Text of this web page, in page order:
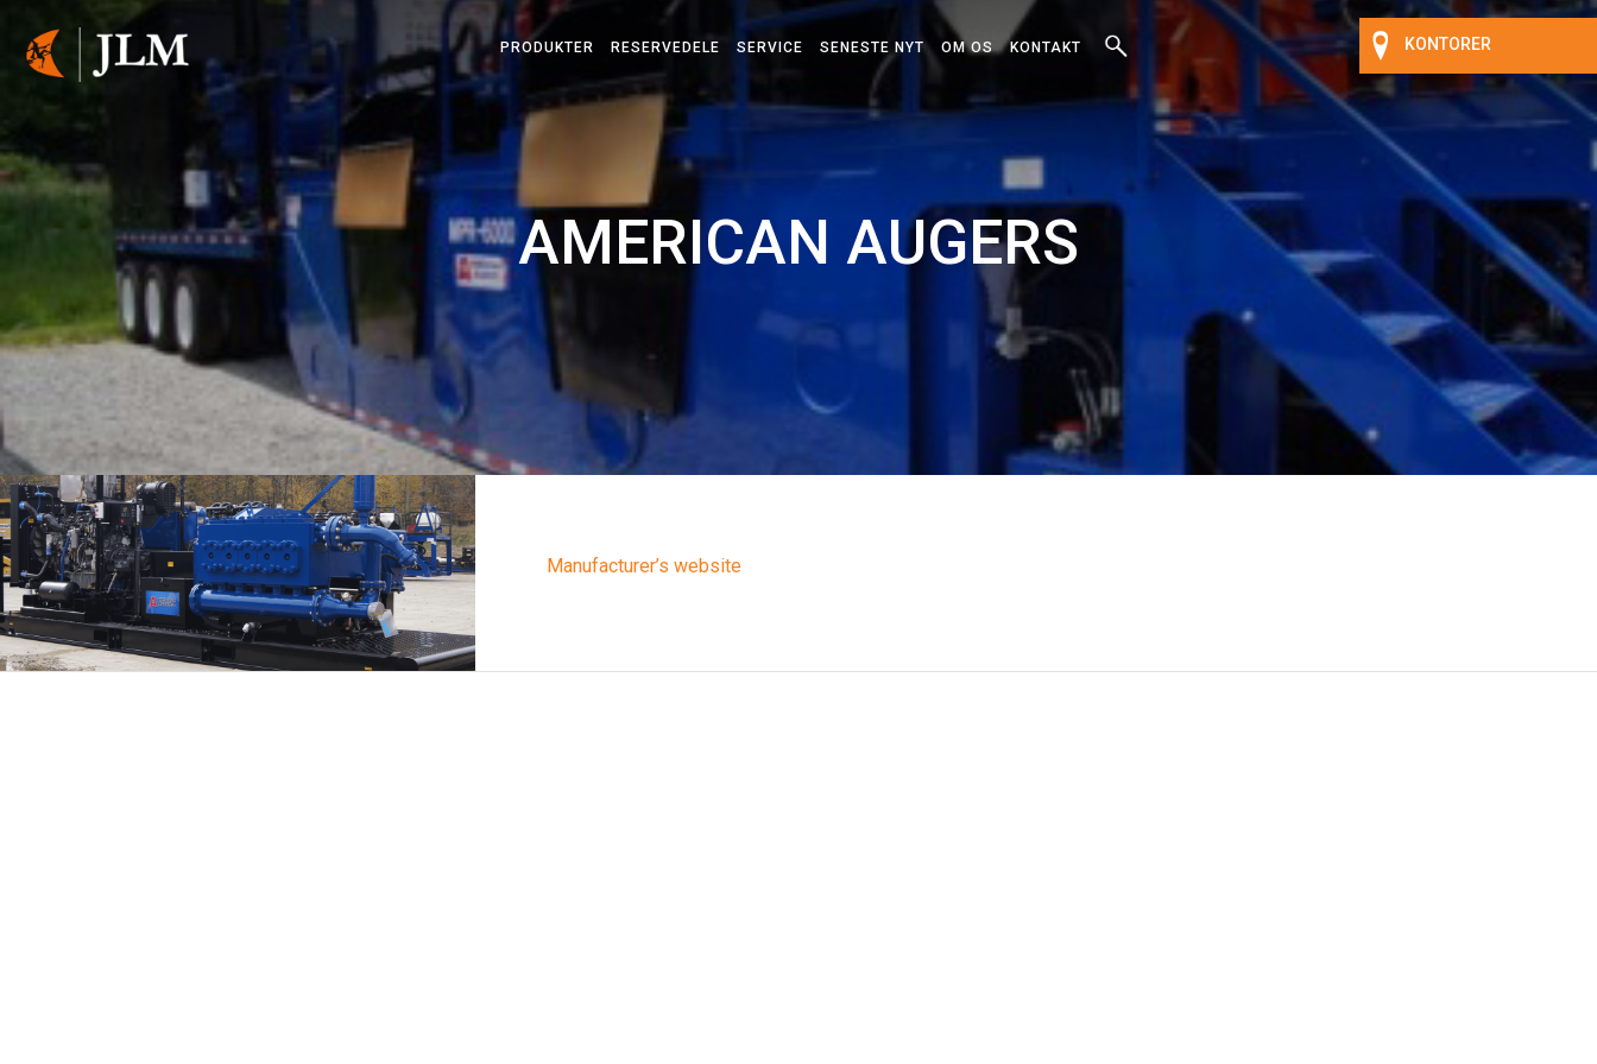
PRODUKTER
STYRET UNDERBORING
MIXERSYSTEM
ZAHN R300
HAMMERHEAD® MOLE
PIERCING TOOLS
KÆDEGRAVER
KABELPLOVE
MICROTRENCHING
KABELSØGER
SØGEUDSTYR
AMERICAN AUGERS
RESERVEDELE SERVICE SENESTE NYT OM OS KONTAKT KONTORER
AMERICAN AUGERS
Manufacturer’s website